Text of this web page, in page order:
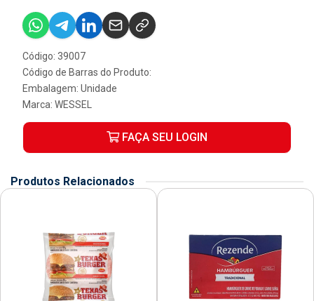
Código: 39007
Código de Barras do Produto:
Embalagem: Unidade
Marca: WESSEL
FAÇA SEU LOGIN
Produtos Relacionados